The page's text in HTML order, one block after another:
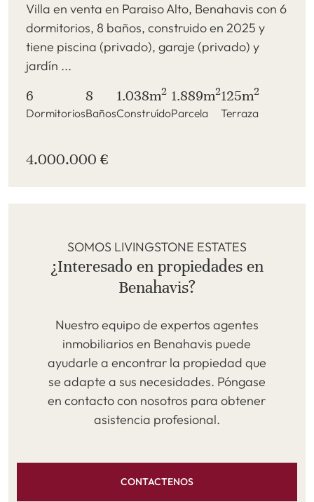
Villa en venta en Paraiso Alto, Benahavis con 6
dormitorios, 8 baños, construido en 2025 y
tiene piscina (privado), garaje (privado) y
jardín ...
6
Dormitorios
8
Baños
1.038m2
Construído
1.889m2
Parcela
125m2
Terraza
4.000.000 €
SOMOS LIVINGSTONE ESTATES
¿Interesado en propiedades en
Benahavis?
Nuestro equipo de expertos agentes
inmobiliarios en Benahavis puede
ayudarle a encontrar la propiedad que
se adapte a sus necesidades. Póngase
en contacto con nosotros para obtener
asistencia profesional.
CONTACTENOS